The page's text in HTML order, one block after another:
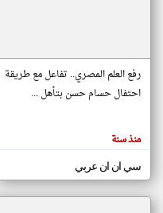
المقالات
الموجوده
هنا عن
رفع العلم المصري.. تفاعل مع طريقة
احتفال حسام حسن بتأهل ...
منذ سنة
سي ان ان عربي